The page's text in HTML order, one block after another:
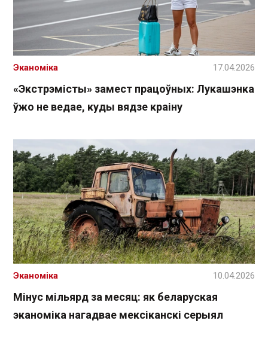
«Экстрэмісты» замест працоўных: Лукашэнка
ўжо не ведае, куды вядзе краіну
Эканоміка 17.04.2026
Мінус мільярд за месяц: як беларуская
эканоміка нагадвае мексіканскі серыял
Эканоміка 10.04.2026